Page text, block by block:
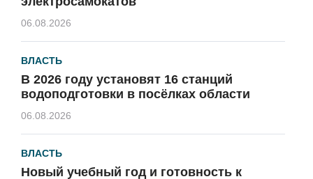
06.08.2026
ВЛАСТЬ
В 2026 году установят 16 станций
водоподготовки в посёлках области
06.08.2026
ВЛАСТЬ
Новый учебный год и готовность к